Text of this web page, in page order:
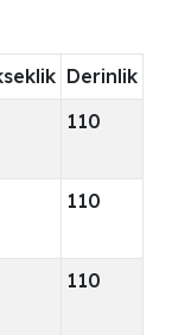
Derinlik
110
110
110